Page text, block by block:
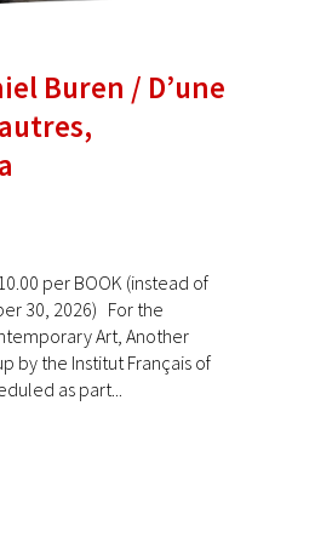
Buren / D’une
per BOOK (instead of
30, 2026) For the
Art, Another
by the Institut Français of
as part...